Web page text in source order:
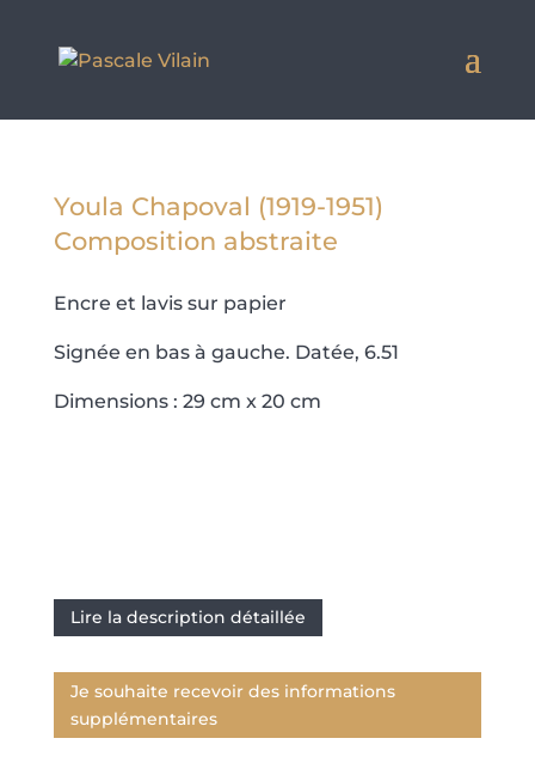
Youla Chapoval (1919-1951)
Composition abstraite
Encre et lavis sur papier
Signée en bas à gauche. Datée, 6.51
Dimensions : 29 cm x 20 cm
Lire la description détaillée
Je souhaite recevoir des informations
supplémentaires